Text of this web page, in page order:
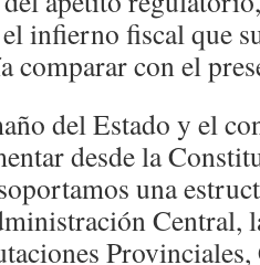
infierno fiscal que
comparar con el
del Estado y el
desde la
una
Central,